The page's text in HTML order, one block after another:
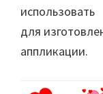
использовать
для
аппликации.